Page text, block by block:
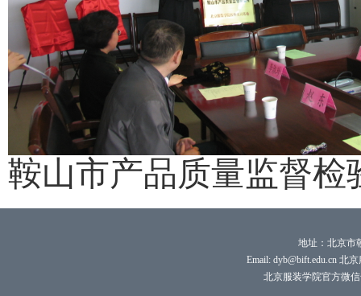
鞍山市产品质量监督检
地址：北京市
Email: dyb@bift.edu.cn 北
北京服装学院官方微信